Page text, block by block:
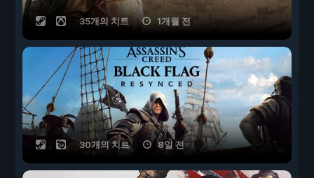
35개의 치트 1개월 전
30개의 치트 8일 전